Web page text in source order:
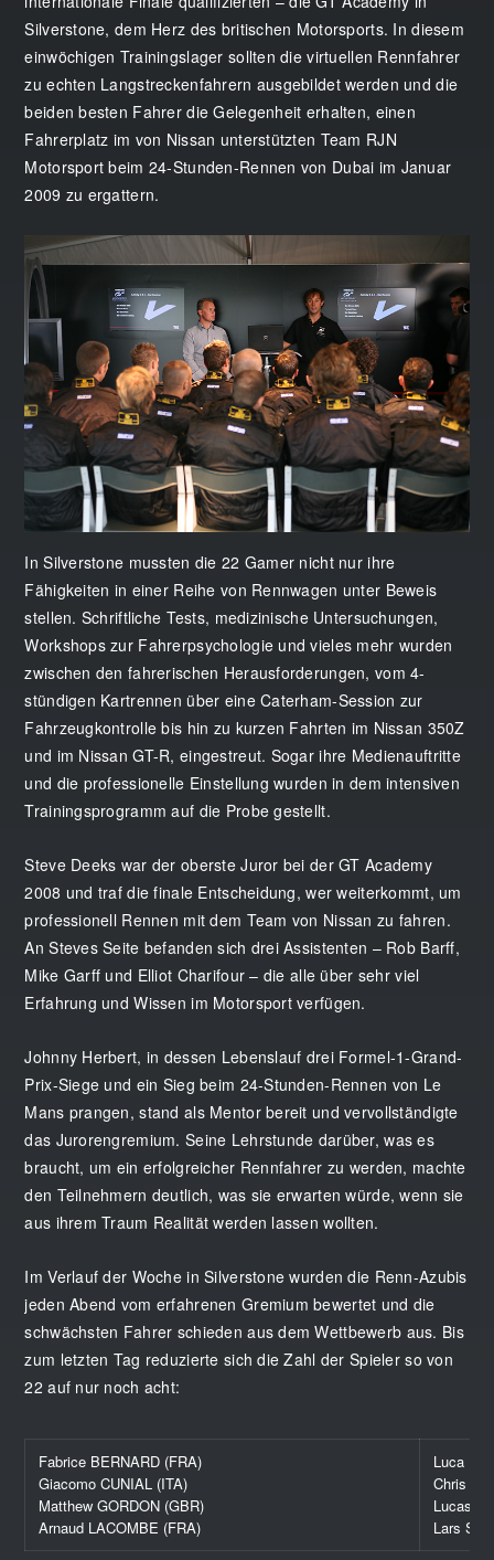
Silverstone, dem Herz des britischen Motorsports. In diesem
einwöchigen Trainingslager sollten die virtuellen Rennfahrer
zu echten Langstreckenfahrern ausgebildet werden und die
beiden besten Fahrer die Gelegenheit erhalten, einen
Fahrerplatz im von Nissan unterstützten Team RJN
Motorsport beim 24-Stunden-Rennen von Dubai im Januar
2009 zu ergattern.
In Silverstone mussten die 22 Gamer nicht nur ihre
Fähigkeiten in einer Reihe von Rennwagen unter Beweis
stellen. Schriftliche Tests, medizinische Untersuchungen,
Workshops zur Fahrerpsychologie und vieles mehr wurden
zwischen den fahrerischen Herausforderungen, vom 4-
stündigen Kartrennen über eine Caterham-Session zur
Fahrzeugkontrolle bis hin zu kurzen Fahrten im Nissan 350Z
und im Nissan GT-R, eingestreut. Sogar ihre Medienauftritte
und die professionelle Einstellung wurden in dem intensiven
Trainingsprogramm auf die Probe gestellt.
Steve Deeks war der oberste Juror bei der GT Academy
2008 und traf die finale Entscheidung, wer weiterkommt, um
professionell Rennen mit dem Team von Nissan zu fahren.
An Steves Seite befanden sich drei Assistenten – Rob Barff,
Mike Garff und Elliot Charifour – die alle über sehr viel
Erfahrung und Wissen im Motorsport verfügen.
Johnny Herbert, in dessen Lebenslauf drei Formel-1-Grand-
Prix-Siege und ein Sieg beim 24-Stunden-Rennen von Le
Mans prangen, stand als Mentor bereit und vervollständigte
das Jurorengremium. Seine Lehrstunde darüber, was es
braucht, um ein erfolgreicher Rennfahrer zu werden, machte
den Teilnehmern deutlich, was sie erwarten würde, wenn sie
aus ihrem Traum Realität werden lassen wollten.
Im Verlauf der Woche in Silverstone wurden die Renn-Azubis
jeden Abend vom erfahrenen Gremium bewertet und die
schwächsten Fahrer schieden aus dem Wettbewerb aus. Bis
zum letzten Tag reduzierte sich die Zahl der Spieler so von
22 auf nur noch acht:
Fabrice BERNARD (FRA)
Giacomo CUNIAL (ITA)
Matthew GORDON (GBR)
Arnaud LACOMBE (FRA)
Luca
Chris
Lucas
Lars